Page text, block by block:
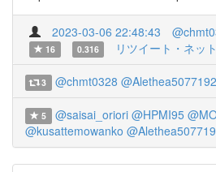
2023-03-06 22:48:43
16
0.316 リツイート・ネッ
3 @chmt0328
5 @saisai_oriori @HPMI95
@kusattemowanko